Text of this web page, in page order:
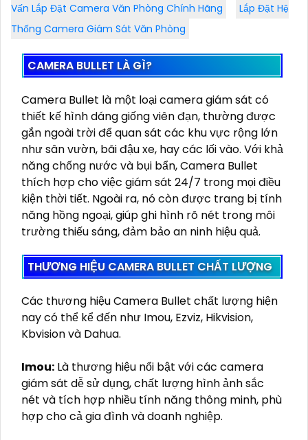
Vấn Lắp Đặt Camera Văn Phòng Chính Hãng
Lắp Đặt Hệ
Thống Camera Giám Sát Văn Phòng
CAMERA BULLET LÀ GÌ?
Camera Bullet là một loại camera giám sát có
thiết kế hình dáng giống viên đạn, thường được
gắn ngoài trời để quan sát các khu vực rộng lớn
như sân vườn, bãi đậu xe, hay các lối vào. Với khả
năng chống nước và bụi bẩn, Camera Bullet
thích hợp cho việc giám sát 24/7 trong mọi điều
kiện thời tiết. Ngoài ra, nó còn được trang bị tính
năng hồng ngoại, giúp ghi hình rõ nét trong môi
trường thiếu sáng, đảm bảo an ninh hiệu quả.
THƯƠNG HIỆU CAMERA BULLET CHẤT LƯỢNG
Các thương hiệu Camera Bullet chất lượng hiện
nay có thể kể đến như Imou, Ezviz, Hikvision,
Kbvision và Dahua.
Imou: Là thương hiệu nổi bật với các camera
giám sát dễ sử dụng, chất lượng hình ảnh sắc
nét và tích hợp nhiều tính năng thông minh, phù
hợp cho cả gia đình và doanh nghiệp.